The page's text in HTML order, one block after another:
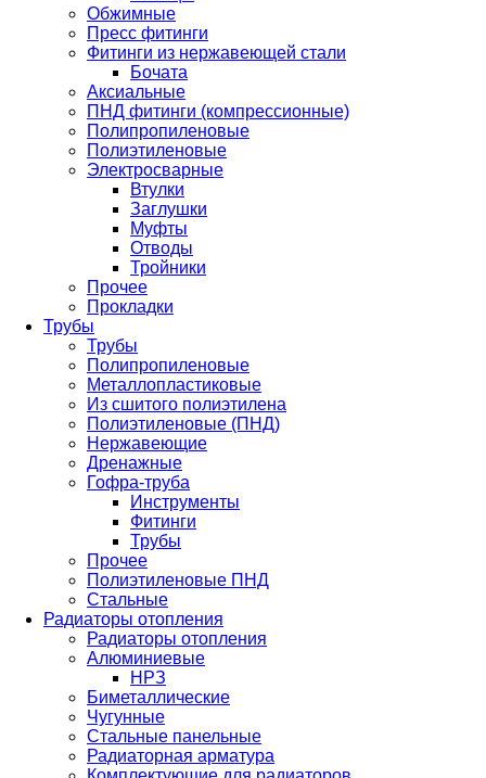
Обжимные
Пресс фитинги
Фитинги из нержавеющей стали
Бочата
Аксиальные
ПНД фитинги (компрессионные)
Полипропиленовые
Полиэтиленовые
Электросварные
Втулки
Заглушки
Муфты
Отводы
Тройники
Прочее
Прокладки
Трубы
Трубы
Полипропиленовые
Металлопластиковые
Из сшитого полиэтилена
Полиэтиленовые (ПНД)
Нержавеющие
Дренажные
Гофра-труба
Инструменты
Фитинги
Трубы
Прочее
Полиэтиленовые ПНД
Стальные
Радиаторы отопления
Радиаторы отопления
Алюминиевые
НРЗ
Биметаллические
Чугунные
Стальные панельные
Радиаторная арматура